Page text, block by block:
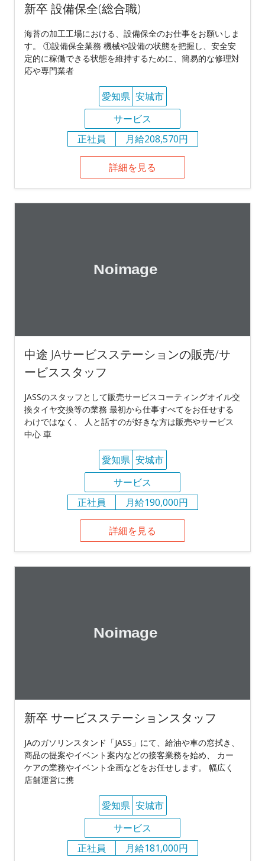
新卒 設備保全(総合職)
海苔の加工工場における、設備保全のお仕事をお願いしま
す。 ①設備保全業務 機械や設備の状態を把握し、安全安
定的に稼働できる状態を維持するために、簡易的な修理対
応や専門業者
愛知県 安城市
サービス
正社員
月給208,570円
詳細を見る
中途 JAサービスステーションの販売/サ
ービススタッフ
JASSのスタッフとして販売サービスコーティングオイル交
換タイヤ交換等の業務 最初から仕事すべてをお任せする
わけではなく、 人と話すのが好きな方は販売やサービス
中心 車
愛知県 安城市
サービス
正社員
月給190,000円
詳細を見る
新卒 サービスステーションスタッフ
JAのガソリンスタンド「JASS」にて、給油や車の窓拭き、
商品の提案やイベント案内などの接客業務を始め、 カー
ケアの業務やイベント企画などをお任せします。 幅広く
店舗運営に携
愛知県 安城市
サービス
正社員
月給181,000円